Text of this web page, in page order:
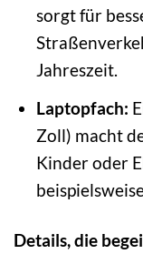
sorgt für
Jahreszeit.
Laptopfach:
Zoll) macht
Kinder oder
Details, die